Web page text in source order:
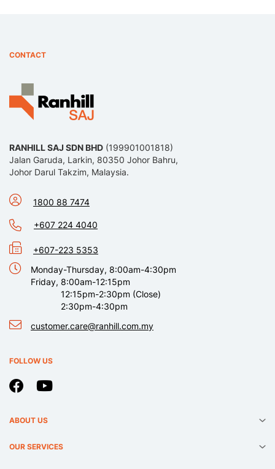
CONTACT
RANHILL SAJ SDN BHD (199901001818)
Jalan Garuda, Larkin, 80350 Johor Bahru,
Johor Darul Takzim, Malaysia.
1800 88 7474
+607 224 4040
+607-223 5353
Monday-Thursday, 8:00am-4:30pm
Friday, 8:00am-12:15pm
12:15pm-2:30pm (Close)
2:30pm-4:30pm
customer.care@ranhill.com.my
FOLLOW US
ABOUT US
OUR SERVICES